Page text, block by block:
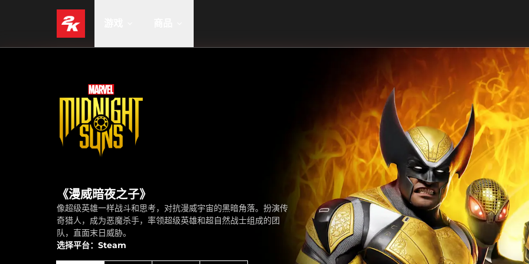
《漫威暗夜之子》
像超级英雄一样战斗和思考，对抗漫威宇宙的黑暗角落。扮演传
奇猎人，成为恶魔杀手，率领超级英雄和超自然战士组成的团
队，直面末日威胁。
选择平台：Steam